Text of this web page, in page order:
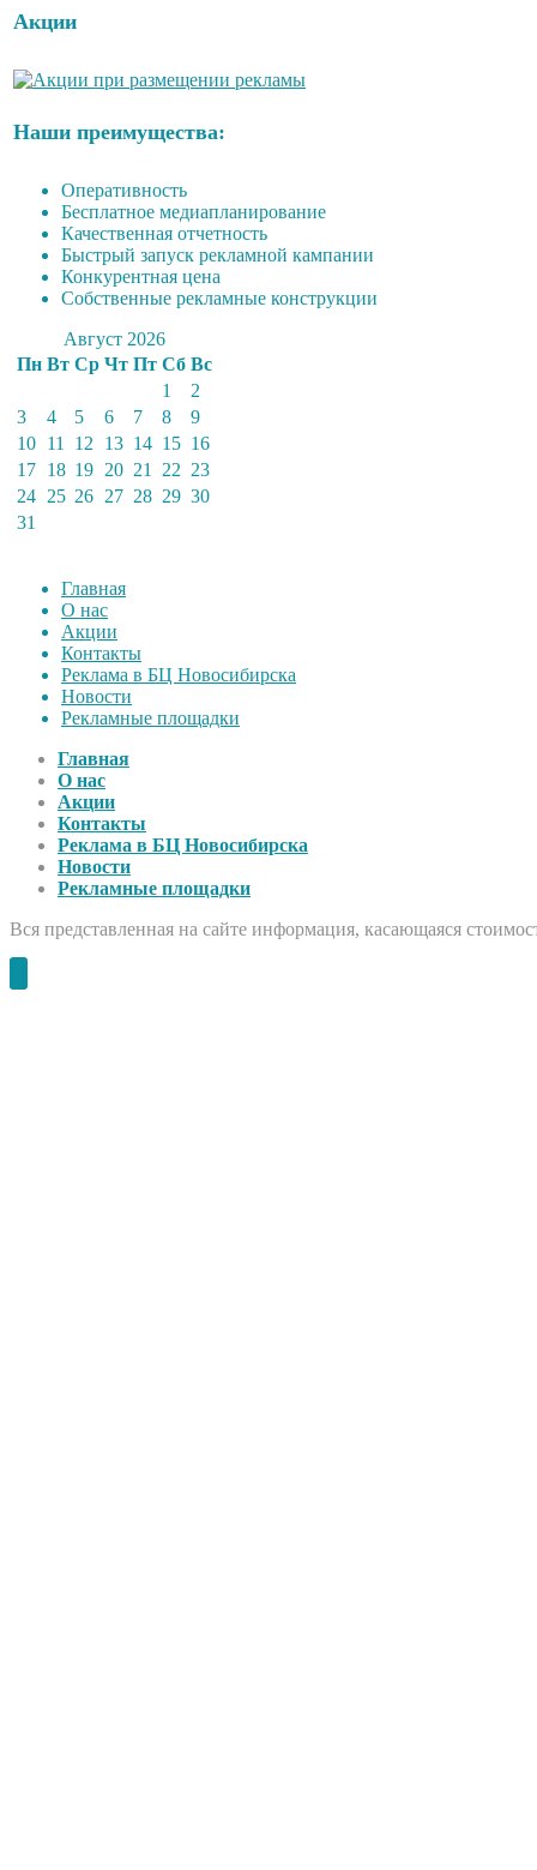
Акции
Наши преимущества:
Оперативность
Бесплатное медиапланирование
Качественная отчетность
Быстрый запуск рекламной кампании
Конкурентная цена
Собственные рекламные конструкции
Август 2026
Пн Вт Ср Чт Пт Сб Вс
1
2
3
4 5 6 7 8
9
10 11 12 13 14 15 16
17 18 19 20 21 22 23
24 25 26 27 28 29 30
31
Главная
О нас
Акции
Контакты
Реклама в БЦ Новосибирска
Новости
Рекламные площадки
Главная
О нас
Акции
Контакты
Реклама в БЦ Новосибирска
Новости
Рекламные площадки
Вся представленная на сайте информация, касающаяся